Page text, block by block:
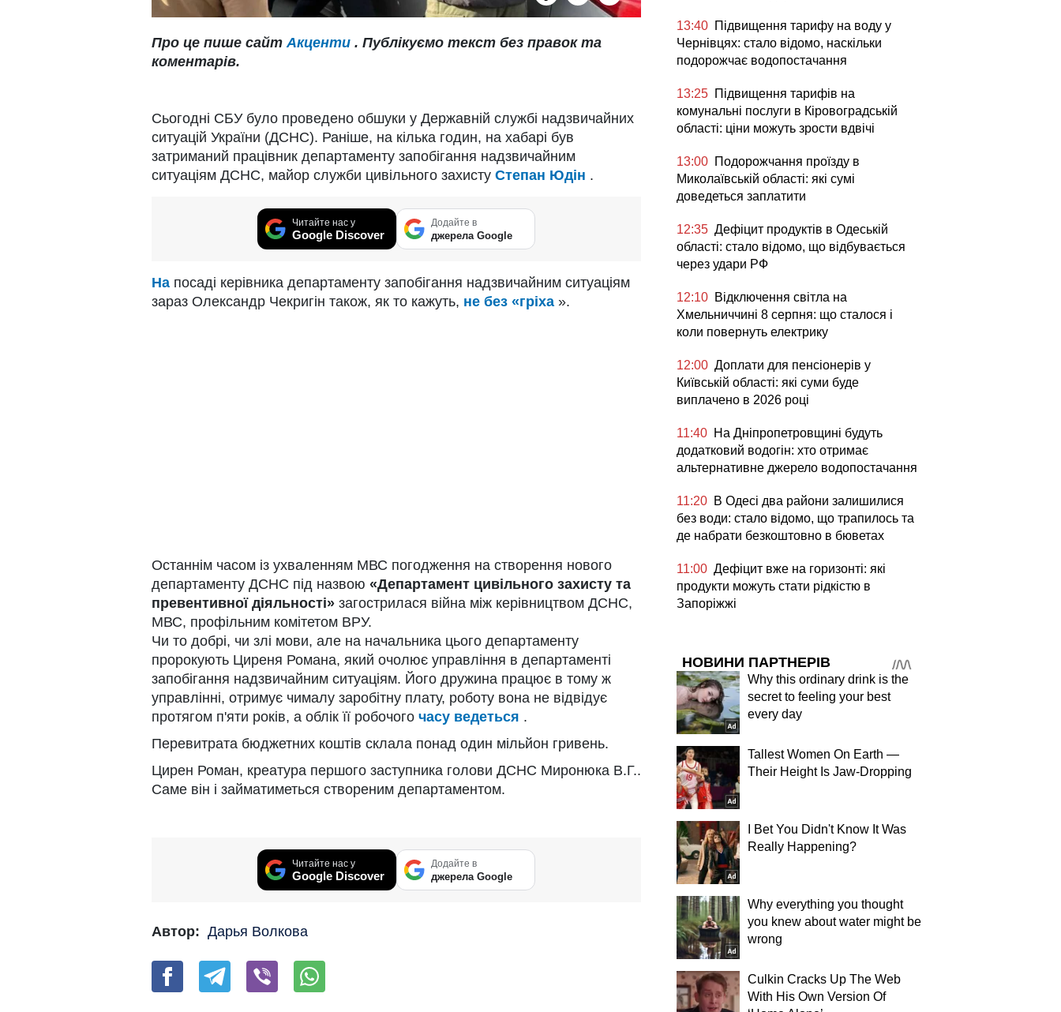
Про це пише сайт Акценти . Публікуємо текст без правок та
коментарів.
Сьогодні СБУ було проведено обшуки у Державній службі надзвичайних
ситуацій України (ДСНС). Раніше, на кілька годин, на хабарі був
затриманий працівник департаменту запобігання надзвичайним
ситуаціям ДСНС, майор служби цивільного захисту Степан Юдін .
Читайте нас у
Google Discover
Додайте в
джерела Google
На посаді керівника департаменту запобігання надзвичайним ситуаціям
зараз Олександр Чекригін також, як то кажуть, не без «гріха ».
Останнім часом із ухваленням МВС погодження на створення нового
департаменту ДСНС під назвою «Департамент цивільного захисту та
превентивної діяльності» загострилася війна між керівництвом ДСНС,
МВС, профільним комітетом ВРУ.
Чи то добрі, чи злі мови, але на начальника цього департаменту
пророкують Циреня Романа, який очолює управління в департаменті
запобігання надзвичайним ситуаціям. Його дружина працює в тому ж
управлінні, отримує чималу заробітну плату, роботу вона не відвідує
протягом п'яти років, а облік її робочого часу ведеться .
Перевитрата бюджетних коштів склала понад один мільйон гривень.
Цирен Роман, креатура першого заступника голови ДСНС Миронюка В.Г..
Саме він і займатиметься створеним департаментом.
Читайте нас у
Google Discover
Додайте в
джерела Google
Автор: Дарья Волкова
13:40 Підвищення тарифу на воду у
Чернівцях: стало відомо, наскільки
подорожчає водопостачання
13:25 Підвищення тарифів на
комунальні послуги в Кіровоградській
області: ціни можуть зрости вдвічі
13:00 Подорожчання проїзду в
Миколаївській області: які сумі
доведеться заплатити
12:35 Дефіцит продуктів в Одеській
області: стало відомо, що відбувається
через удари РФ
12:10 Відключення світла на
Хмельниччині 8 серпня: що сталося і
коли повернуть електрику
12:00 Доплати для пенсіонерів у
Київській області: які суми буде
виплачено в 2026 році
11:40 На Дніпропетровщині будуть
додатковий водогін: хто отримає
альтернативне джерело водопостачання
11:20 В Одесі два райони залишилися
без води: стало відомо, що трапилось та
де набрати безкоштовно в бюветах
11:00 Дефіцит вже на горизонті: які
продукти можуть стати рідкістю в
Запоріжжі
НОВИНИ ПАРТНЕРІВ
Why this ordinary drink is the
secret to feeling your best
every day
Tallest Women On Earth —
Their Height Is Jaw-Dropping
I Bet You Didn't Know It Was
Really Happening?
Why everything you thought
you knew about water might be
wrong
Culkin Cracks Up The Web
With His Own Version Of